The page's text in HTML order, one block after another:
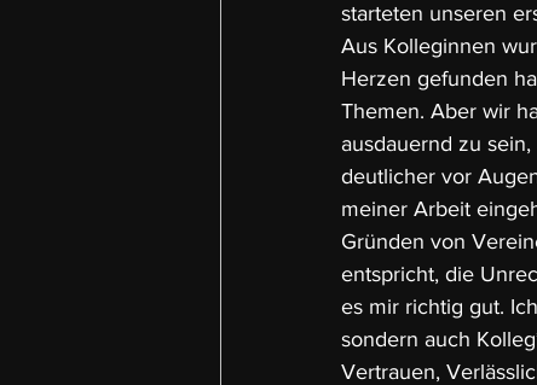
starteten unseren
Aus Kolleginnen
Herzen gefunden
Themen. Aber wir
ausdauernd zu
deutlicher vor
meiner Arbeit
Gründen von
entspricht, die
es mir richtig gut.
sondern auch
Vertrauen,